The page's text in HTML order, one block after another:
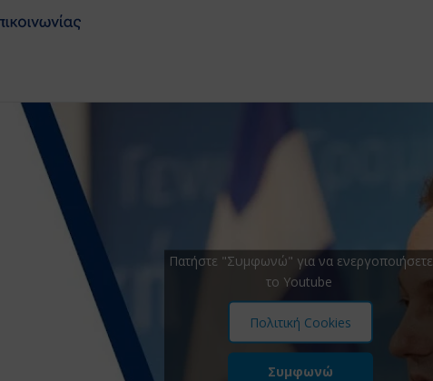
Πατήστε "Συμφωνώ" για να ενεργοποιήσετε
το Youtube
Πολιτική Cookies
Συμφωνώ